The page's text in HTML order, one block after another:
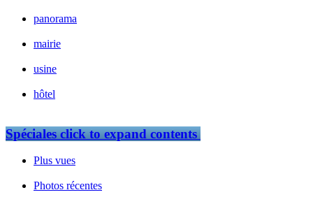
panorama
mairie
usine
hôtel
Spécialesclick to expand contents
Plus vues
Photos récentes